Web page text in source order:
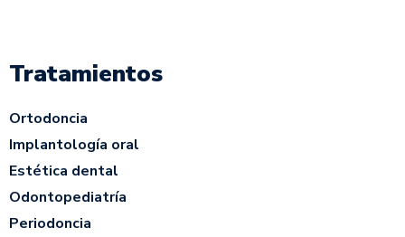
Tratamientos
Ortodoncia
Implantología oral
Estética dental
Odontopediatría
Periodoncia